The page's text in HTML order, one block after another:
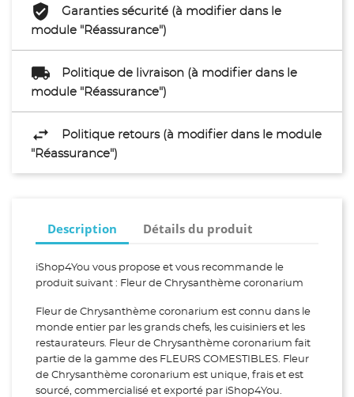
Garanties sécurité (à modifier dans le
module "Réassurance")
Politique de livraison (à modifier dans le
module "Réassurance")
Politique retours (à modifier dans le module
"Réassurance")
Description Détails du produit
iShop4You vous propose et vous recommande le
produit suivant : Fleur de Chrysanthème coronarium
Fleur de Chrysanthème coronarium est connu dans le
monde entier par les grands chefs, les cuisiniers et les
restaurateurs. Fleur de Chrysanthème coronarium fait
partie de la gamme des FLEURS COMESTIBLES. Fleur
de Chrysanthème coronarium est unique, frais et est
sourcé, commercialisé et exporté par iShop4You.